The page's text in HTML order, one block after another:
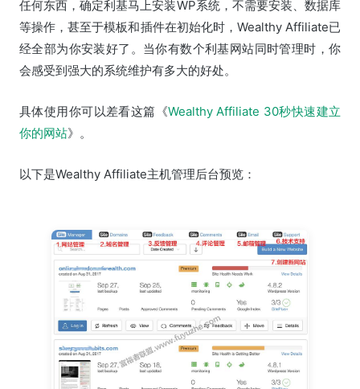
任何东西，确定利基马上安装WP系统，不需要安装、数据库
等操作，甚至于模板和插件在初始化时，Wealthy Affiliate已
经全部为你安装好了。当你有数个利基网站同时管理时，你
会感受到强大的系统维护有多大的好处。
具体使用你可以差看这篇《Wealthy Affiliate 30秒快速建立
你的网站》。
以下是Wealthy Affiliate主机管理后台预览：